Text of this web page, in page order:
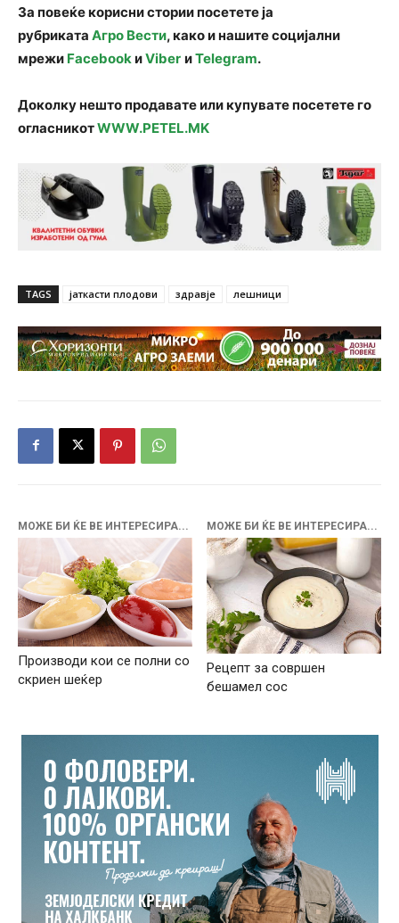
За повеќе корисни стории посетете ја
рубриката Агро Вести, како и нашите социјални
мрежи FacebookиViber иTelegram.
Доколку нешто продавате или купувате посетете го
огласникотWWW.PETEL.MK
TAGS јаткасти плодови здравје лешници
МОЖЕ БИ ЌЕ ВЕ ИНТЕРЕСИРА...
Производи кои се полни со
скриен шеќер
МОЖЕ БИ ЌЕ ВЕ ИНТЕРЕСИРА...
Рецепт за совршен
бешамел сос